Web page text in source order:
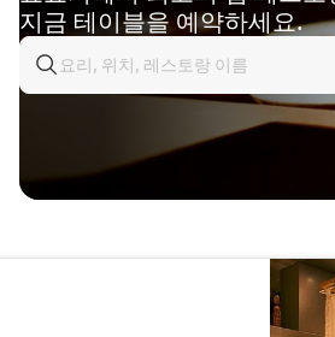
지금 테이블을 예약하세요.